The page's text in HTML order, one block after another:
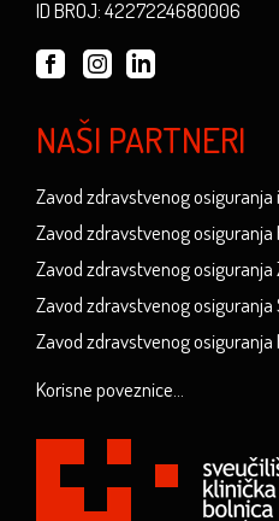
ID BROJ: 4227224680006
NAŠI PARTNERI
Zavod zdravstvenog osiguranja
Zavod zdravstvenog osiguranja
Zavod zdravstvenog osiguranja
Zavod zdravstvenog osiguranja
Zavod zdravstvenog osiguranja
Korisne poveznice...